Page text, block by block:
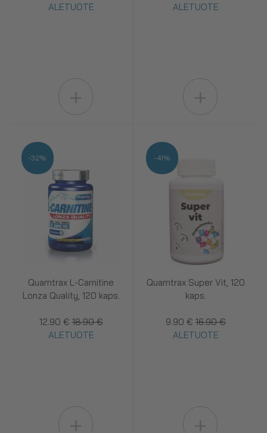
ALETUOTE
ALETUOTE
Quamtrax L-Carnitine
Lonza Quality, 120 kaps.
12.90 € 18.90 €
ALETUOTE
-32%
Quamtrax Super Vit, 120
kaps.
9.90 € 16.90 €
ALETUOTE
-41%